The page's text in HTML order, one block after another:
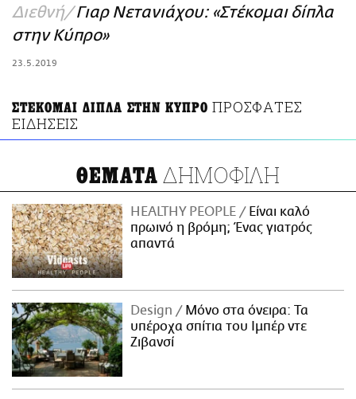
LIFOLAND
CITY GUIDE
Διεθνή Γιαρ Νετανιάχου: «Στέκομαι δίπλα
στην Κύπρο»
23.5.2019
ΣΤΕΚΟΜΑΙ ΔΙΠΛΑ ΣΤΗΝ ΚΥΠΡΟ ΠΡΟΣΦΑΤΕΣ
ΕΙΔΗΣΕΙΣ
ΘΕΜΑΤΑ ΔΗΜΟΦΙΛΗ
HEALTHY PEOPLE
Είναι καλό
πρωινό η βρόμη; Ένας γιατρός
απαντά
Design
Μόνο στα όνειρα: Τα
υπέροχα σπίτια του Ιμπέρ ντε
Ζιβανσί